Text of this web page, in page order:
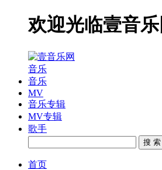
欢迎光临壹音
音乐
音乐
MV
音乐专辑
MV专辑
歌手
搜 索
首页